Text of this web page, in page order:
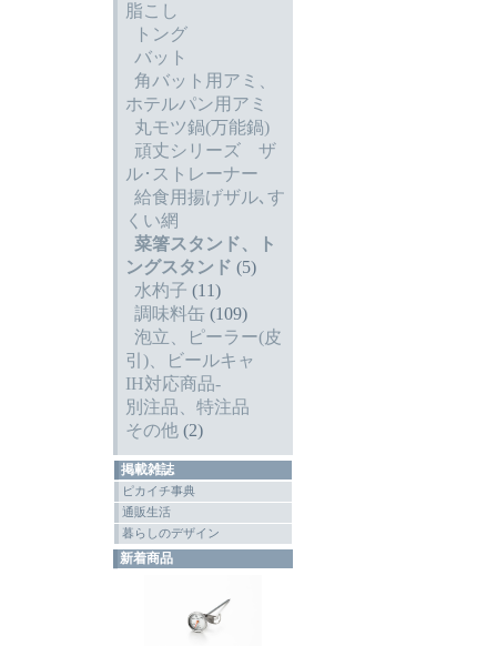
脂こし
トング
バット
角バット用アミ、
ホテルパン用アミ
丸モツ鍋(万能鍋)
頑丈シリーズ ザ
ル･ストレーナー
給食用揚げザル､す
くい網
菜箸スタンド、ト
ングスタンド (5)
水杓子 (11)
調味料缶 (109)
泡立、ピーラー(皮
引)、ビールキャ
IH対応商品-
別注品、特注品
その他 (2)
掲載雑誌
ピカイチ事典
通販生活
暮らしのデザイン
新着商品